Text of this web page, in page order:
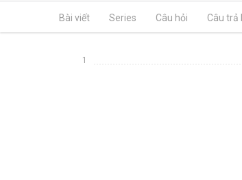
Bài viết Series Câu hỏi Câu trả
1